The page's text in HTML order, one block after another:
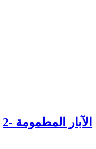
المطمومة -2